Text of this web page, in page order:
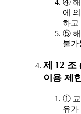
④ 해
에
하고
⑤ 해
불가
제 12 조
이용 제
① 교
유가